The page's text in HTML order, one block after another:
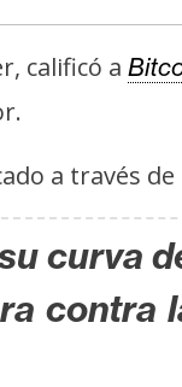
calificó a
a través
curva
contra